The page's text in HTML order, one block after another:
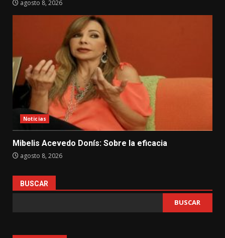
agosto 8, 2026
Noticias
Mibelis Acevedo Donís: Sobre la eficacia
agosto 8, 2026
BUSCAR
BUSCAR